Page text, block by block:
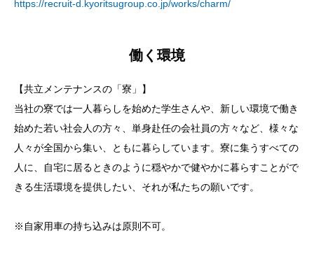
https://recruit-d.kyoritsugroup.co.jp/works/charm/
働く環境
【共立メンテナンスの「寮」】
当社の寮では一人暮らしを始めた学生さんや、新しい環境で働き
始めた若い社会人の方々、単身赴任の会社員の方々など、様々な
人々が全国から集い、ともに暮らしています。寮に集うすべての
人に、自宅に居るときのように穏やかで健やかに暮らすことがで
きる生活環境を提供したい、それが私たちの願いです。
※自家用車の持ち込みは原則不可。